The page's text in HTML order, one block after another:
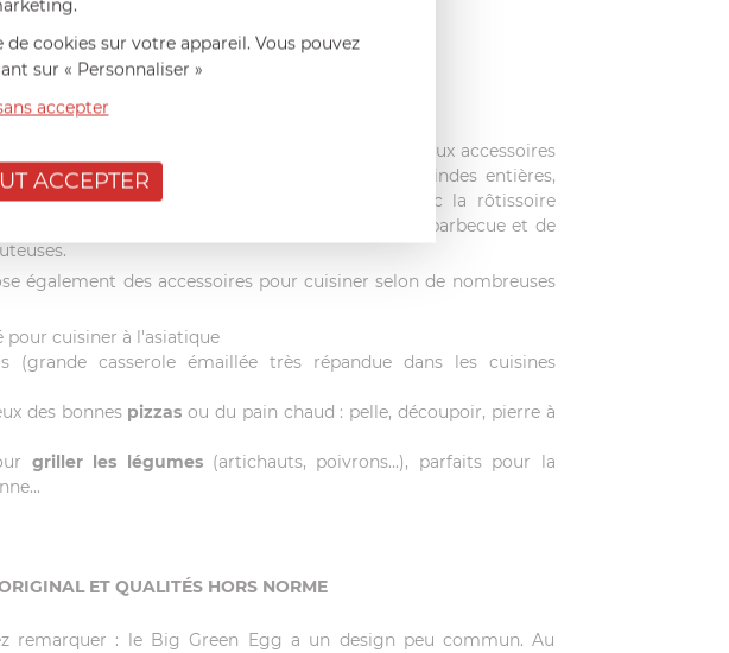
l'ustensile idéal pour vos "BBQ Party". De nombreux accessoires
à l'américaine
: hamburgers, steaks géants, dindes entières,
de nouvelle façon de cuire le poulet avec la rôtissoire
. Vous deviendrez un spécialiste de la sauce barbecue et de
également des accessoires pour cuisiner selon de nombreuses
pour cuisiner à l'asiatique
(grande casserole émaillée très répandue dans les cuisines
des bonnes pizzas ou du pain chaud : pelle, découpoir, pierre à
griller les légumes(artichauts, poivrons...), parfaits pour la
ET QUALITÉS HORS NORME
remarquer : le Big Green Egg a un design peu commun. Au
cookies sur votre appareil. Vous pouvez
sur « Personnaliser »
accepter
ACCEPTER